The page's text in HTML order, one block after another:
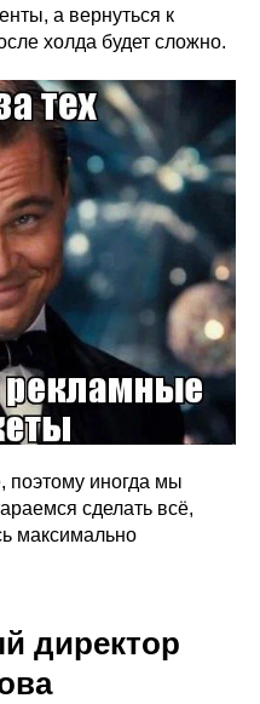
а вернуться к
холда будет сложно.
поэтому иногда мы
сделать всё,
максимально
директор